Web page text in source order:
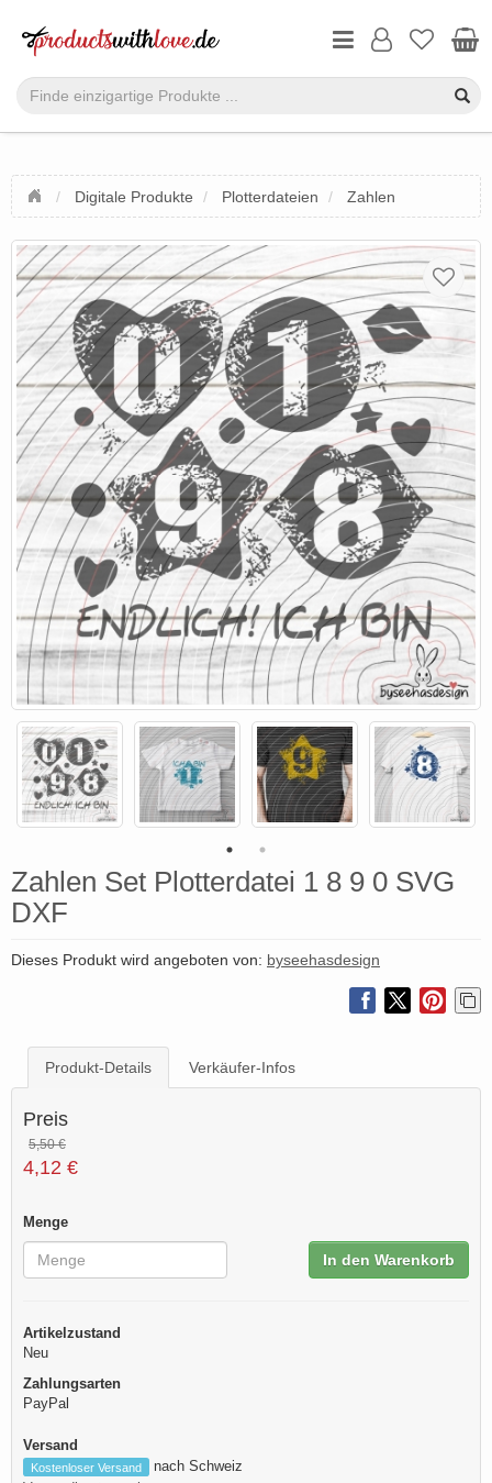
Digitale Produkte Plotterdateien Zahlen
Zahlen Set Plotterdatei 1 8 9 0 SVG
DXF
Dieses Produkt wird angeboten von: byseehasdesign
Produkt-Details Verkäufer-Infos
Preis
5,50 €
4,12 €
Menge
In den Warenkorb
Artikelzustand
Neu
Zahlungsarten
PayPal
Versand
Kostenloser Versand
nach Schweiz